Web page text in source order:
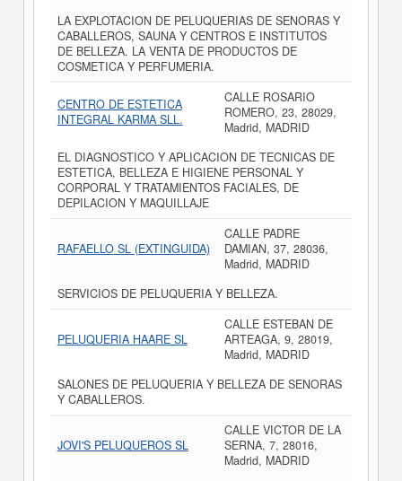
LA EXPLOTACION DE PELUQUERIAS DE SENORAS Y
CABALLEROS, SAUNA Y CENTROS E INSTITUTOS
DE BELLEZA. LA VENTA DE PRODUCTOS DE
COSMETICA Y PERFUMERIA.
CENTRO DE ESTETICA
INTEGRAL KARMA SLL.
CALLE ROSARIO
ROMERO, 23, 28029,
Madrid, MADRID
EL DIAGNOSTICO Y APLICACION DE TECNICAS DE
ESTETICA, BELLEZA E HIGIENE PERSONAL Y
CORPORAL Y TRATAMIENTOS FACIALES, DE
DEPILACION Y MAQUILLAJE
RAFAELLO SL (EXTINGUIDA)
CALLE PADRE
DAMIAN, 37, 28036,
Madrid, MADRID
SERVICIOS DE PELUQUERIA Y BELLEZA.
PELUQUERIA HAARE SL
CALLE ESTEBAN DE
ARTEAGA, 9, 28019,
Madrid, MADRID
SALONES DE PELUQUERIA Y BELLEZA DE SENORAS
Y CABALLEROS.
JOVI'S PELUQUEROS SL
CALLE VICTOR DE LA
SERNA, 7, 28016,
Madrid, MADRID